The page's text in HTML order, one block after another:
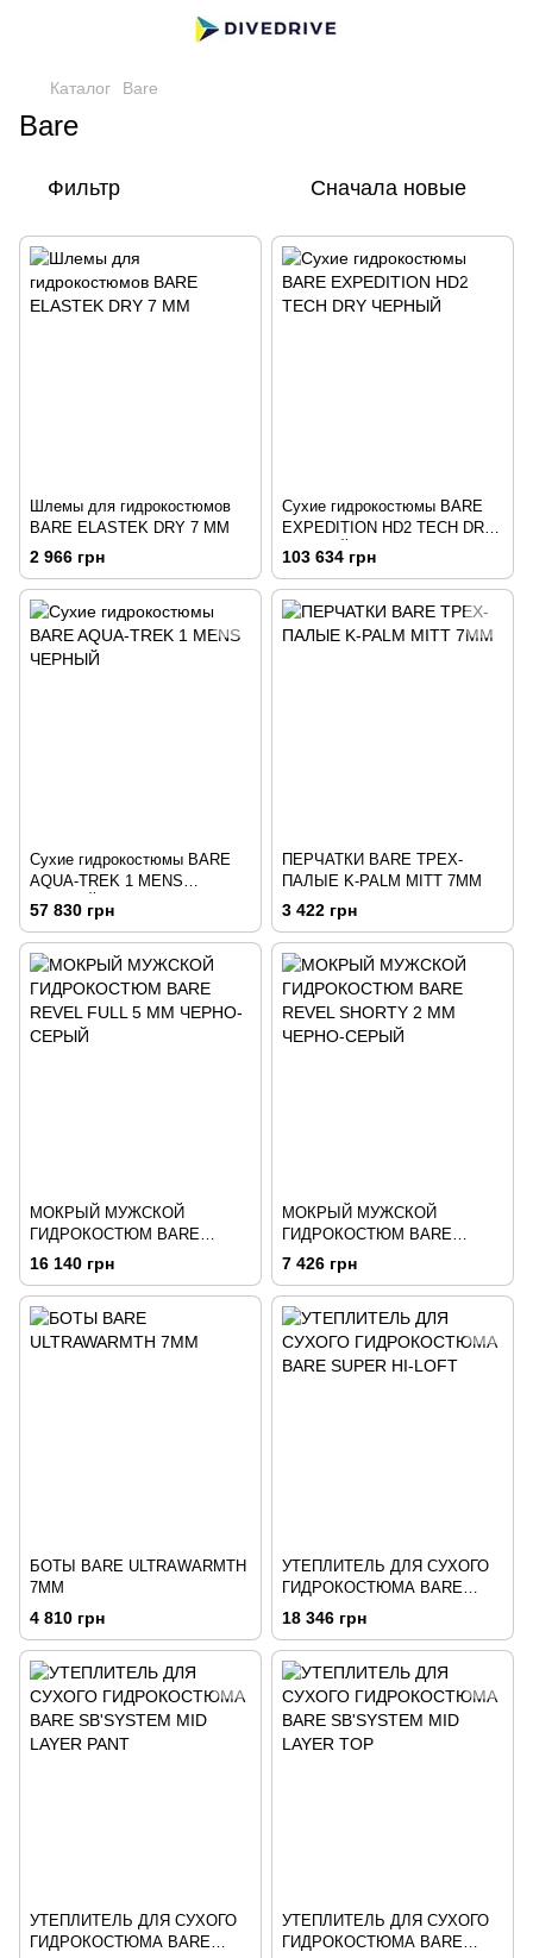
Каталог Bare
Bare
Фильтр Сначала новые
Шлемы для гидрокостюмов
BARE ELASTEK DRY 7 ММ
2 966 грн
Сухие гидрокостюмы BARE
EXPEDITION HD2 TECH DRY
ЧЕРНЫЙ
103 634 грн
Сухие гидрокостюмы BARE
AQUA-TREK 1 MENS
ЧЕРНЫЙ
57 830 грн
ПЕРЧАТКИ BARE ТРЕХ-
ПАЛЫЕ K-PALM MITT 7ММ
3 422 грн
МОКРЫЙ МУЖСКОЙ
ГИДРОКОСТЮМ BARE
REVEL FULL 5 MM ЧЕРНО-
16 140 грн
МОКРЫЙ МУЖСКОЙ
ГИДРОКОСТЮМ BARE
REVEL SHORTY 2 MM
ЧЕРНО-СЕРЫЙ
7 426 грн
БОТЫ BARE ULTRAWARMTH
7ММ
4 810 грн
УТЕПЛИТЕЛЬ ДЛЯ СУХОГО
ГИДРОКОСТЮМА BARE
SUPER HI-LOFT
18 346 грн
УТЕПЛИТЕЛЬ ДЛЯ СУХОГО
ГИДРОКОСТЮМА BARE
УТЕПЛИТЕЛЬ ДЛЯ СУХОГО
ГИДРОКОСТЮМА BARE